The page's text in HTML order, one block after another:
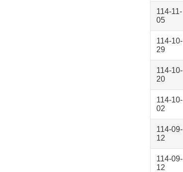
114-11-
05
114-10-
29
114-10-
20
114-10-
02
114-09-
12
114-09-
12